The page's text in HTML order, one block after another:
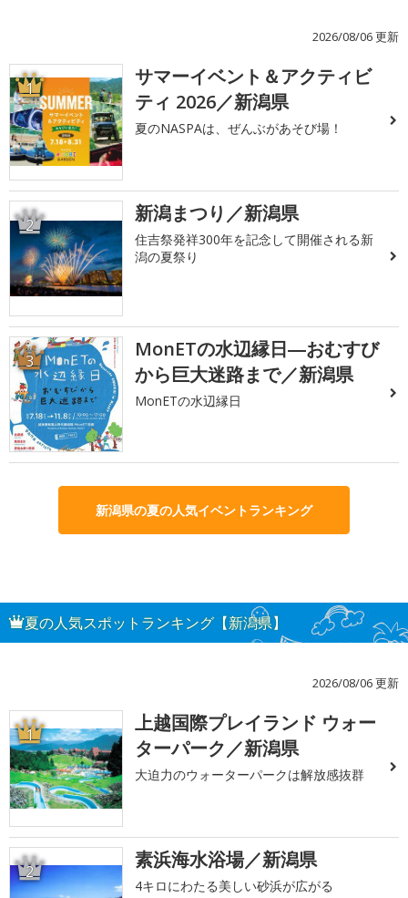
2026/08/06 更新
1
サマーイベント＆アクティビ
ティ 2026／新潟県
夏のNASPAは、ぜんぶがあそび場！
2 新潟まつり／新潟県
住吉祭発祥300年を記念して開催される新
潟の夏祭り
3
MonETの水辺縁日―おむすび
から巨大迷路まで／新潟県
MonETの水辺縁日
新潟県の夏の人気イベントランキング
夏の人気スポットランキング【新潟県】
2026/08/06 更新
1
上越国際プレイランド ウォー
ターパーク／新潟県
大迫力のウォーターパークは解放感抜群
2 素浜海水浴場／新潟県
4キロにわたる美しい砂浜が広がる